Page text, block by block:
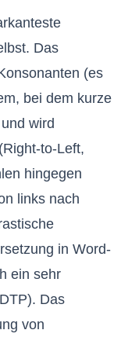
Das
(es
bei dem kurze
wird
to-Left,
hingegen
links nach
in Word-
ein sehr
Das
von